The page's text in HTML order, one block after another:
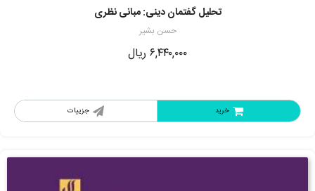
تحلیل گفتمان دینی: مبانی نظری
حسن بشیر
۶,۴۴۰,۰۰۰ ریال
جزییات خرید